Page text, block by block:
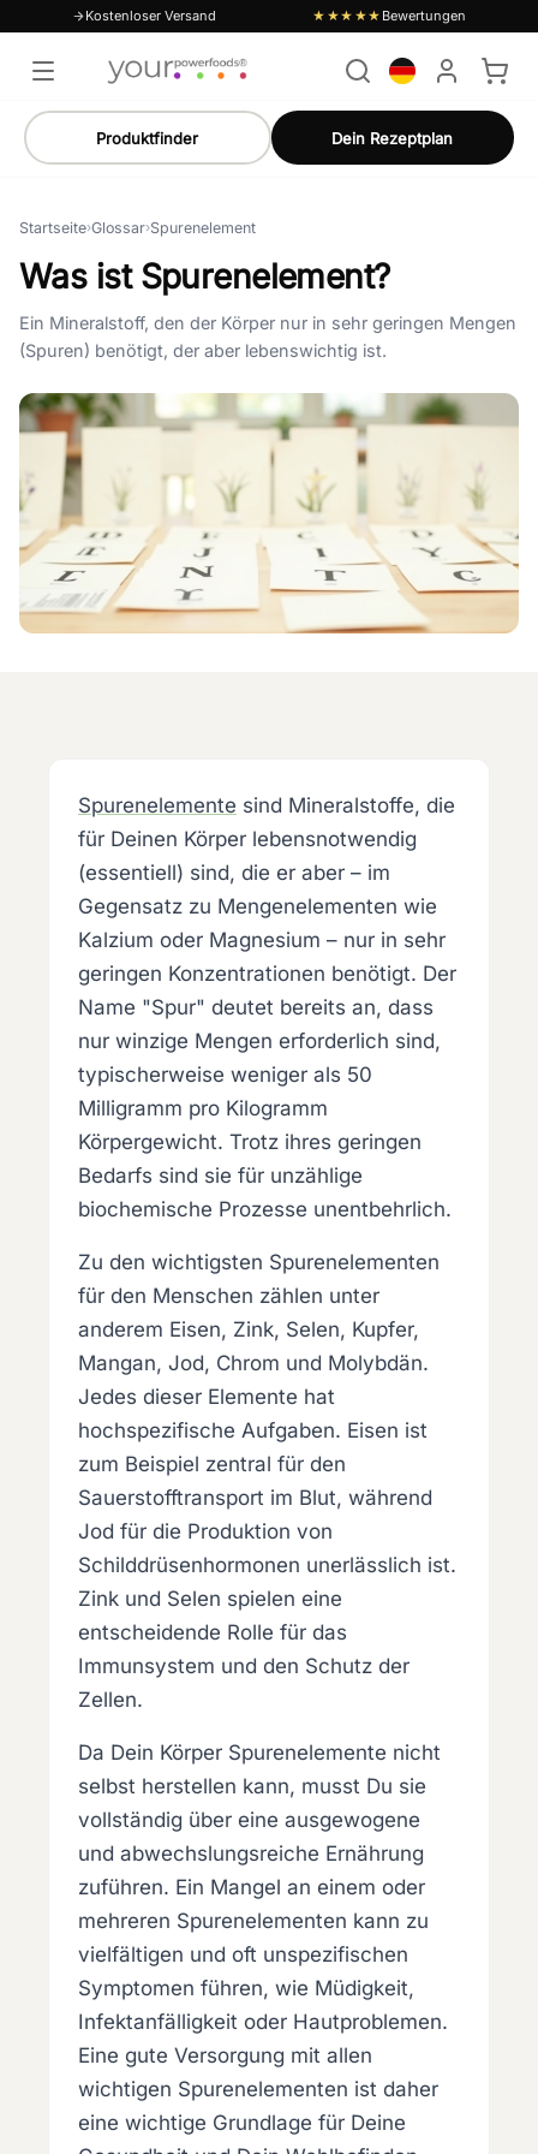
Kostenloser Versand ★★★★★ Bewertungen
Produktfinder Dein Rezeptplan
Startseite›Glossar›Spurenelement
Was ist Spurenelement?
Ein Mineralstoff, den der Körper nur in sehr geringen Mengen
(Spuren) benötigt, der aber lebenswichtig ist.
Spurenelemente sind Mineralstoffe, die
für Deinen Körper lebensnotwendig
(essentiell) sind, die er aber – im
Gegensatz zu Mengenelementen wie
Kalzium oder Magnesium – nur in sehr
geringen Konzentrationen benötigt. Der
Name "Spur" deutet bereits an, dass
nur winzige Mengen erforderlich sind,
typischerweise weniger als 50
Milligramm pro Kilogramm
Körpergewicht. Trotz ihres geringen
Bedarfs sind sie für unzählige
biochemische Prozesse unentbehrlich.
Zu den wichtigsten Spurenelementen
für den Menschen zählen unter
anderem Eisen, Zink, Selen, Kupfer,
Mangan, Jod, Chrom und Molybdän.
Jedes dieser Elemente hat
hochspezifische Aufgaben. Eisen ist
zum Beispiel zentral für den
Sauerstofftransport im Blut, während
Jod für die Produktion von
Schilddrüsenhormonen unerlässlich ist.
Zink und Selen spielen eine
entscheidende Rolle für das
Immunsystem und den Schutz der
Zellen.
Da Dein Körper Spurenelemente nicht
selbst herstellen kann, musst Du sie
vollständig über eine ausgewogene
und abwechslungsreiche Ernährung
zuführen. Ein Mangel an einem oder
mehreren Spurenelementen kann zu
vielfältigen und oft unspezifischen
Symptomen führen, wie Müdigkeit,
Infektanfälligkeit oder Hautproblemen.
Eine gute Versorgung mit allen
wichtigen Spurenelementen ist daher
eine wichtige Grundlage für Deine